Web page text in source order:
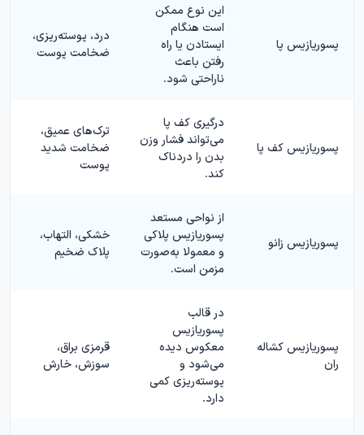
پسوریازیس پا
این نوع ممکن
است هنگام
ایستادن یا راه
رفتن باعث
ناراحتی شود.
درد، پوسته‌ریزی،
ضخامت پوست
پسوریازیس کف پا
درگیری کف پا
می‌تواند فشار وزن
بدن را دردناک
کند.
ترک‌های عمیق،
ضخامت شدید
پوست
پسوریازیس زانو
از نواحی مستعد
پسوریازیس پلاکی
و معمولا به‌صورت
مزمن است.
خشکی، التهاب،
پلاک ضخیم
پسوریازیس کشاله
ران
در قالب
پسوریازیس
معکوس دیده
می‌شود و
پوسته‌ریزی کمی
دارد.
قرمزی براق،
سوزش، خارش